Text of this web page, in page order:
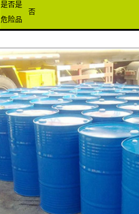
是否是
危险品
否